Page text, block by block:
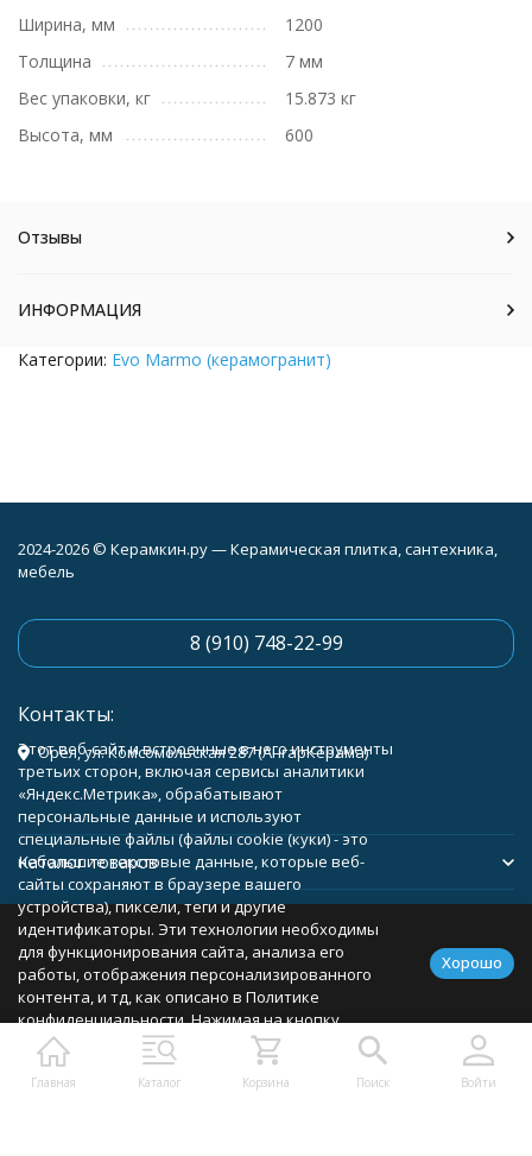
Ширина, мм
1200
Толщина
7 мм
Вес упаковки, кг
15.873 кг
Высота, мм
600
Отзывы
ИНФОРМАЦИЯ
Категории: Evo Marmo (керамогранит)
Главная Каталог Корзина Поиск Войти
2024-2026 © Керамкин.ру — Керамическая плитка, сантехника,
мебель
8 (910) 748-22-99
Контакты:
Орёл, ул. Комсомольская 287 (АнгарКерама)
Каталог товаров
Помощь
Политика персональных данных Карта сайта
Этот веб-сайт и встроенные в него инструменты
третьих сторон, включая сервисы аналитики
«Яндекс.Метрика», обрабатывают
персональные данные и используют
специальные файлы (файлы cookie (куки) - это
небольшие текстовые данные, которые веб-
сайты сохраняют в браузере вашего
устройства), пиксели, теги и другие
идентификаторы. Эти технологии необходимы
для функционирования сайта, анализа его
работы, отображения персонализированного
контента, и тд, как описано в Политике
конфиденциальности. Нажимая на кнопку
«Соглашаюсь», вы соглашаетесь с
использованием указанных технологий и
подтверждаете свое согласие на обработку
Хорошо